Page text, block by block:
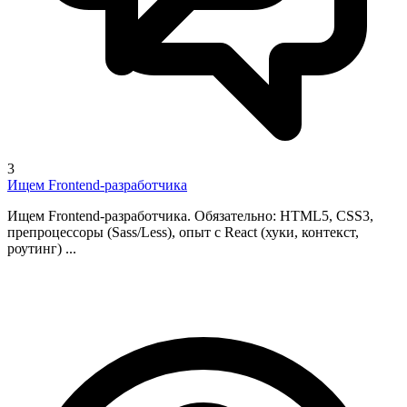
3
Ищем Frontend-разработчика
Ищем Frontend-разработчика. Обязательно: HTML5, CSS3,
препроцессоры (Sass/Less), опыт с React (хуки, контекст,
роутинг) ...